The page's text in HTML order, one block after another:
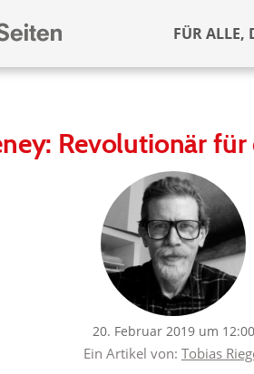
FÜR ALLE,
Revolutionär
20. Februar 2019 um 12:00
Ein Artikel von: Tobias